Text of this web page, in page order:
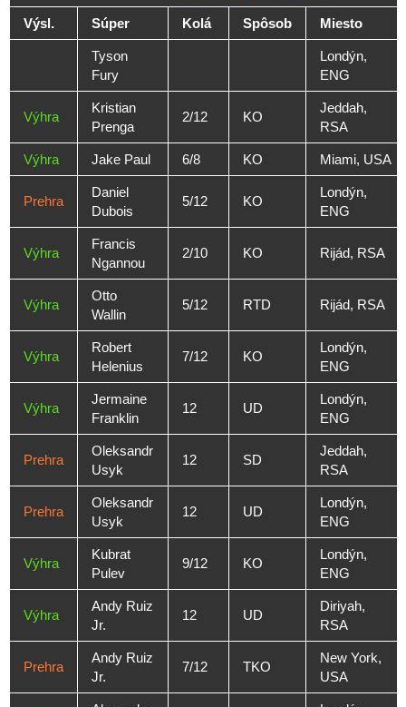
Výsl. Súper Kolá Spôsob Miesto
Tyson
Fury
Londýn,
ENG
Výhra
Kristian
Prenga
2/12 KO
Jeddah,
RSA
Výhra Jake Paul 6/8 KO Miami, USA
Prehra
Daniel
Dubois
5/12 KO
Londýn,
ENG
Výhra
Francis
Ngannou
2/10 KO Rijád, RSA
Výhra
Otto
Wallin
5/12 RTD Rijád, RSA
Výhra
Robert
Helenius
7/12 KO
Londýn,
ENG
Výhra
Jermaine
Franklin
12 UD
Londýn,
ENG
Prehra
Oleksandr
Usyk
12 SD
Jeddah,
RSA
Prehra
Oleksandr
Usyk
12 UD
Londýn,
ENG
Výhra
Kubrat
Pulev
9/12 KO
Londýn,
ENG
Výhra
Andy Ruiz
Jr.
12 UD
Diriyah,
RSA
Prehra
Andy Ruiz
Jr.
7/12 TKO
New York,
USA